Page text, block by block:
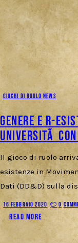
GIOCHI DI RUOLO NEWS
Genere e R-
universitÃ con
Il gioco di ruolo
esistenze in
Dati (DD&D) sulla
16 FEBBRAIO 2020 0
READ MORE